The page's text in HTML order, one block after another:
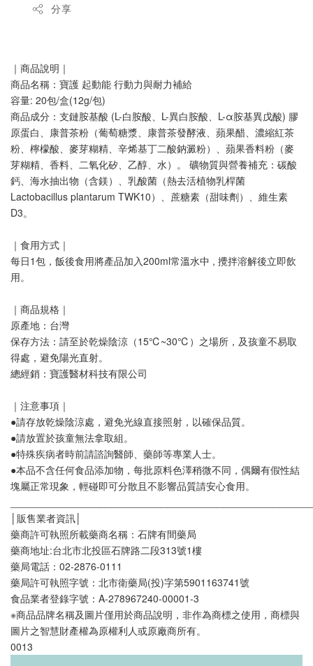
分享
｜商品說明｜
商品名稱：寶護 起動能 行動力與耐力補給
容量: 20包/盒(12g/包)
商品成分：支鏈胺基酸 (L-白胺酸、L-異白胺酸、L-α胺基異戊酸) 膠
原蛋白、康普茶粉（葡萄糖漿、康普茶發酵液、蘋果醋、濃縮紅茶
粉、檸檬酸、麥芽糊精、辛烯基丁二酸鈉澱粉）、蘋果香料粉（麥
芽糊精、香料、二氧化矽、乙醇、水）。 礦物質與營養補充：碳酸
鈣、海水抽出物（含鎂）、乳酸菌（熱去活植物乳桿菌
Lactobacillus plantarum TWK10）、蔗糖素（甜味劑）、維生素
D3。
｜食⽤⽅式｜
每日1包，飯後食用將產品加入200ml常溫水中 , 攪拌溶解後立即飲
用。
｜商品規格｜
原產地：台灣
保存方法：請至於乾燥陰涼（15℃~30℃）之場所，及孩童不易取
得處，避免陽光直射。
總經銷：寶護醫材科技有限公司
｜注意事項｜
●請存放乾燥陰涼處，避免光線直接照射，以確保品質。
●請放置於孩童無法拿取組。
●特殊疾病者時前請諮詢醫師、藥師等專業⼈⼠。
●本品不含任何食品添加物，每批原料⾊澤稍微不同，偶爾有假性結
塊屬正常現象，輕碰即可分散且不影響品質請安⼼食⽤。
│販售業者資訊│
藥商許可執照所載藥商名稱：石牌有間藥局
藥商地址:台北市北投區石牌路二段313號1樓
藥局電話：02-2876-0111
藥局許可執照字號：北市衛藥局(投)字第5901163741號
食品業者登錄字號：A-278967240-00001-3
※商品品牌名稱及圖片僅用於商品說明，非作為商標之使用，商標與
圖片之智慧財產權為原權利人或原廠商所有。
0013